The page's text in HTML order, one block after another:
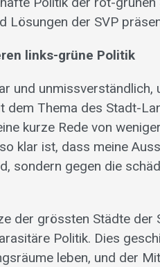
Lösungen der SVP
links-grüne Politik
und unmissverständlich,
dem Thema des Stadt-
kurze Rede von
klar ist, dass meine
sondern gegen die
der grössten Städte der
Politik. Dies
leben, und der